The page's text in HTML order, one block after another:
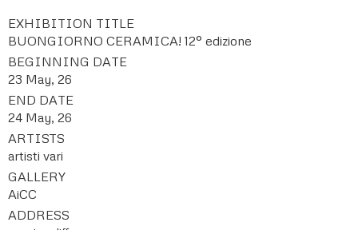
EXHIBITION TITLE
BUONGIORNO CERAMICA! 12° edizione
BEGINNING DATE
23 May, 26
END DATE
24 May, 26
ARTISTS
artisti vari
GALLERY
AiCC
ADDRESS